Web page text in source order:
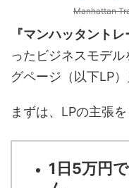
Manhattan
『マンハッタント
ったビジネスモデ
グページ（以下LP
まずは、LPの主張
1日5万円